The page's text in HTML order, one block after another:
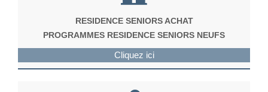
RESIDENCE SENIORS ACHAT
PROGRAMMES RESIDENCE SENIORS NEUFS
Cliquez ici